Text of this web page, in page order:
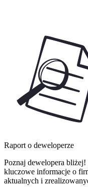
Raport o deweloperze
Poznaj dewelopera
kluczowe informacje o
aktualnych i